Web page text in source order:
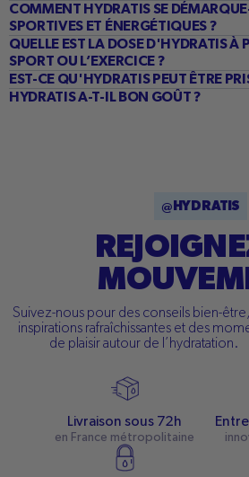
COMMENT HYDRATIS SE
SPORTIVES ET ÉNERGÉTIQUES ?
QUELLE EST LA DOSE D'HYDRATIS À
SPORT OU L’EXERCICE ?
EST-CE QU'HYDRATIS PEUT ÊTRE
HYDRATIS A-T-IL BON GOÛT ?
@HYDRATIS
Suivez-nous pour des conseils bien-
inspirations rafraîchissantes et des
de plaisir autour de l’hydratation.
Livraison sous 72h
en France métropolitaine